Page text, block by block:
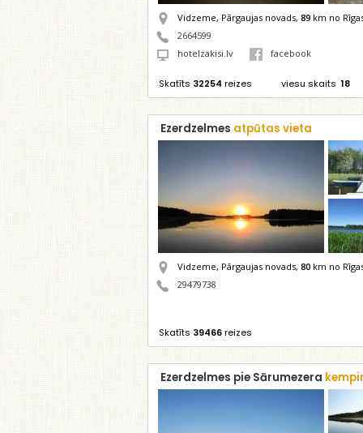
Vidzeme, Pārgaujas novads, 89 km no
2664599
hotelzakisi.lv
facebook
Skatīts 32254 reizes viesu skaits 18
Ezerdzelmes atpūtas vieta
Vidzeme, Pārgaujas novads, 80 km no
29479738
Skatīts 39466reizes
Ezerdzelmes pie Sārumezera